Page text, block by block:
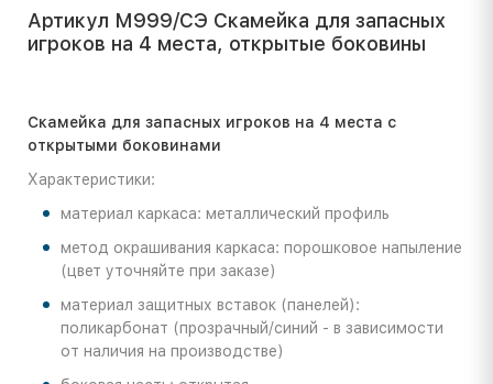
Артикул М999/СЭ Скамейка для запасных
игроков на 4 места, открытые боковины
Скамейка для запасных игроков на 4 места с
открытыми боковинами
Характеристики:
материал каркаса: металлический профиль
метод окрашивания каркаса: порошковое напыление
(цвет уточняйте при заказе)
материал защитных вставок (панелей):
поликарбонат (прозрачный/синий - в зависимости
от наличия на производстве)